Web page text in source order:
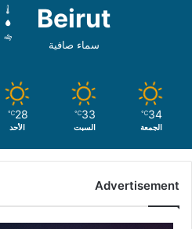
Beirut
سماء صافية
34
℃
الجمعة
33
℃
السبت
28
℃
الأحد
Advertisement